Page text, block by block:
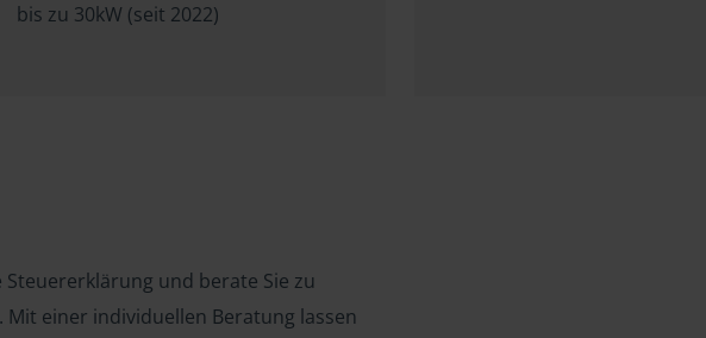
bis zu 30kW (seit 2022)
und berate Sie zu
Mit einer individuellen Beratung lassen